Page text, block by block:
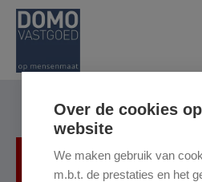
Helaas, dit pand
Over de cookies
website
We maken gebruik van
m.b.t. de prestaties en het